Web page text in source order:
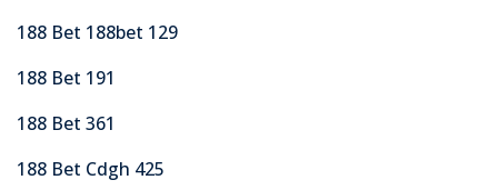
188 Bet 188bet 129
188 Bet 191
188 Bet 361
188 Bet Cdgh 425